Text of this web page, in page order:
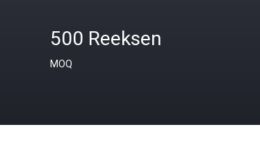
500 Reeksen
MOQ